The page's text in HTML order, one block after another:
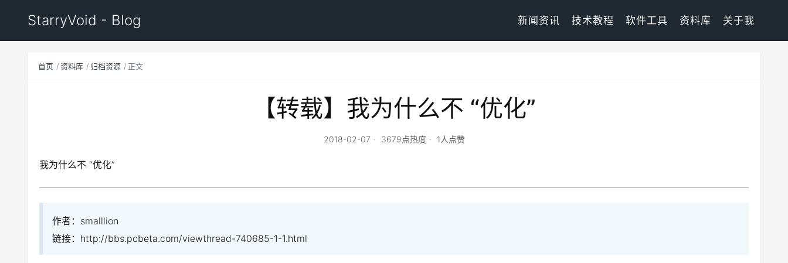
StarryVoid - Blog 新闻资讯 技术教程 软件工具 资料库 关于我
首页 资料库 归档资源 正文
【转载】我为什么不 “优化”
2018-02-07 3679点热度 1人点赞
我为什么不 “优化”
作者：smalllion
链接：http://bbs.pcbeta.com/viewthread-740685-1-1.html